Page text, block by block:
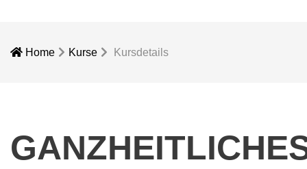
Home Kurse Kursdetails